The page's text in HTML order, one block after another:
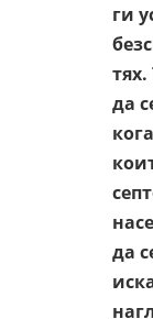
ги
да
да